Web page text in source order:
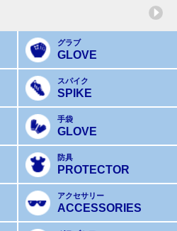
グラブ
GLOVE
スパイク
SPIKE
手袋
GLOVE
防具
PROTECTOR
アクセサリー
ACCESSORIES